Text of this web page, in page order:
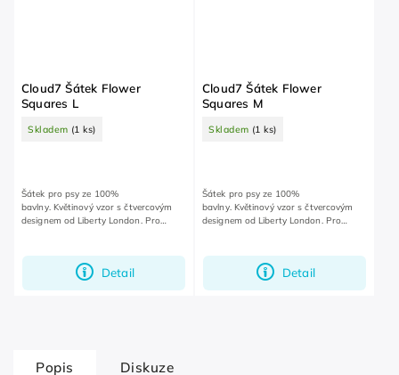
Cloud7 Šátek Flower
Squares L
Skladem (1 ks)
Detail
Šátek pro psy ze 100%
bavlny. Květinový vzor s čtvercovým
designem od Liberty London. Pro
Cloud7 Šátek Flower
Squares M
Skladem (1 ks)
Detail
Šátek pro psy ze 100%
bavlny. Květinový vzor s čtvercovým
designem od Liberty London. Pro
Popis Diskuze